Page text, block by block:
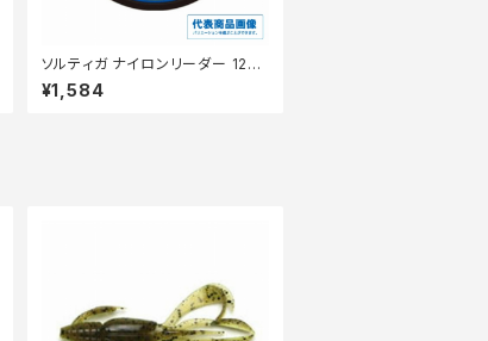
ソルティガ ナイロンリーダー 12LB
50M
¥1,584